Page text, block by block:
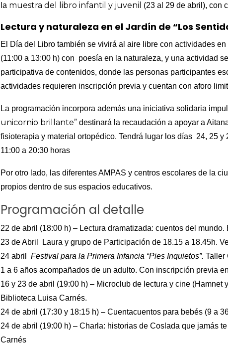
la muestra del libro infantil y juvenil (23 al 29 de abril), con
Lectura y naturaleza en el Jardín de “Los
El Día del Libro también se vivirá al aire libre con actividades
(11:00 a 13:00 h) con poesía en la naturaleza, y una actividad
participativa de contenidos, donde las personas participantes
actividades requieren inscripción previa y cuentan con aforo
La programación incorpora además una iniciativa solidaria
unicornio brillante” destinará la recaudación a apoyar a
fisioterapia y material ortopédico. Tendrá lugar los días 24, 25
11:00 a 20:30 horas
Por otro lado, las diferentes AMPAS y centros escolares de la
propios dentro de sus espacios educativos.
Programación al detalle
22 de abril (18:00 h) – Lectura dramatizada: cuentos del
23 de Abril Laura y grupo de Participación de 18.15 a 18.45h.
24 abril
Festival para la Primera Infancia “Pies Inquietos”. Taller
1 a 6 años acompañados de un adulto. Con inscripción previa
16 y 23 de abril (19:00 h) – Microclub de lectura y cine (Hamnet
Biblioteca Luisa Carnés.
24 de abril (17:30 y 18:15 h) – Cuentacuentos para bebés (9 a
24 de abril (19:00 h) – Charla: historias de Coslada que jamás
Carnés